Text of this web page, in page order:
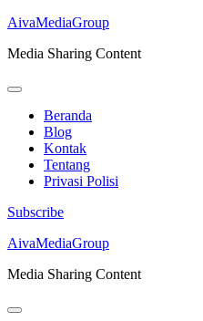
AivaMediaGroup
Media Sharing Content
Beranda
Blog
Kontak
Tentang
Privasi Polisi
Subscribe
Lompat
konten
Enter)
AivaMediaGroup
Media Sharing Content